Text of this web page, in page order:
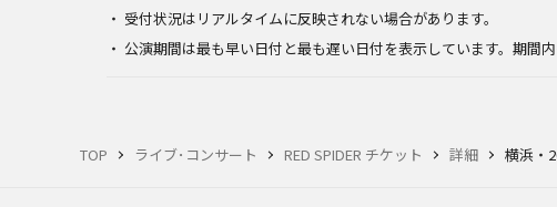
TOP ライブ･コンサート RED SPIDER チケット 詳細 横浜・
受付状況はリアルタイムに反映されない場合があります。
公演期間は最も早い日付と最も遅い日付を表示しています。期間